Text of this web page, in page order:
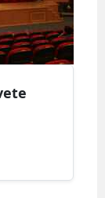
Bursa
Çanakkale
Diyarbakır